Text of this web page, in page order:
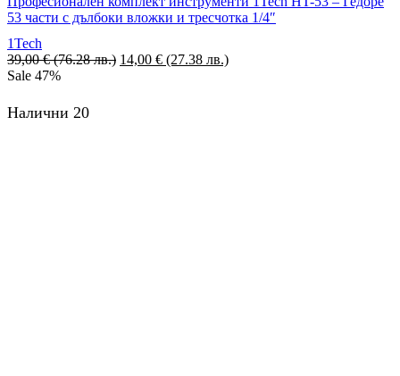
53 части с дълбоки вложки и тресчотка 1/4″
1Tech
39,00€ (76.28 лв.) 14,00 € (27.38 лв.)
Sale 47%
Налични 20